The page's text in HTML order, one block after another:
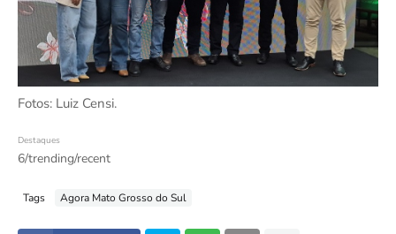
Fotos: Luiz Censi.
Destaques
6/trending/recent
Tags Agora Mato Grosso do Sul